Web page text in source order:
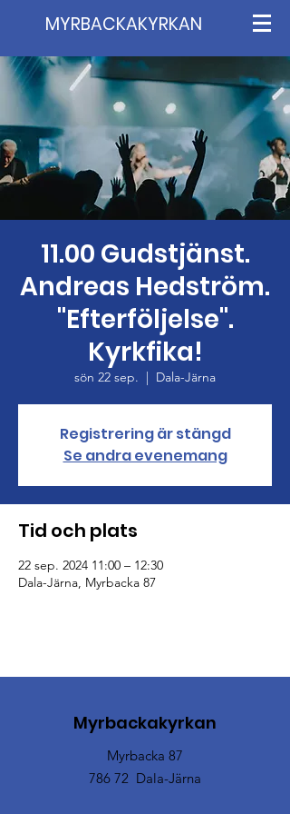
MYRBACKAKYRKAN
11.00 Gudstjänst.
Andreas Hedström.
"Efterföljelse".
Kyrkfika!
sön 22 sep.
  |
Dala-Järna
Registrering är stängd
Se andra evenemang
Tid och plats
22 sep. 2024 11:00 – 12:30
Dala-Järna, Myrbacka 87
Myrbackakyrkan
Myrbacka 87
786 72 Dala-Järna